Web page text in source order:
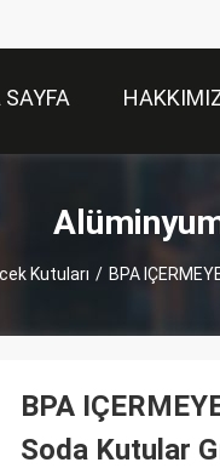
Kutuları / BPA
BPA
Soda Kutular